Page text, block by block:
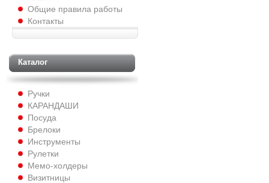
Общие правила работы
Контакты
Каталог
Ручки
КАРАНДАШИ
Посуда
Брелоки
Инструменты
Рулетки
Мемо-холдеры
Визитницы